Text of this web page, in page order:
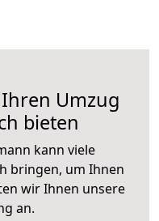
Umzug
bieten
kann viele
bringen, um Ihnen
wir Ihnen unsere
an.